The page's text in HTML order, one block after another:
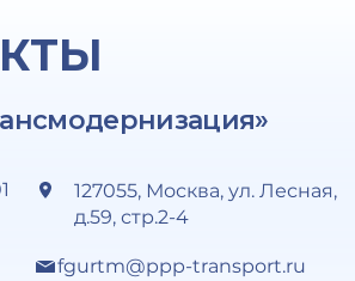
127055, Москва, ул. Лесная,
д.59, стр.2-4
fgurtm@ppp-transport.ru